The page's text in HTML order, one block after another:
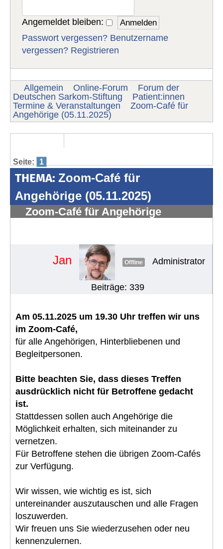
Angemeldet bleiben:
Passwort vergessen? Benutzername
vergessen? Registrieren
Allgemein Online-Forum
Forum der
Deutschen Sarkom-Stiftung
Patient:innen
Termine & Veranstaltungen
Zoom-Café für
Angehörige (05.11.2025)
Seite: 1
THEMA: Zoom-Café für
Angehörige (05.11.2025)
Zoom-Café für Angehörige
Jan Offline Administrator
Beiträge: 339
Am 05.11.2025 um 19.30 Uhr treffen wir uns
im Zoom-Café,
für alle Angehörigen, Hinterbliebenen und
Begleitpersonen.
Bitte beachten Sie, dass dieses Treffen
ausdrücklich nicht für Betroffene gedacht
ist.
Stattdessen sollen auch Angehörige die
Möglichkeit erhalten, sich miteinander zu
vernetzen.
Für Betroffene stehen die übrigen Zoom-Cafés
zur Verfügung.
Wir wissen, wie wichtig es ist, sich
untereinander auszutauschen und alle Fragen
loszuwerden.
Wir freuen uns Sie wiederzusehen oder neu
kennenzulernen.